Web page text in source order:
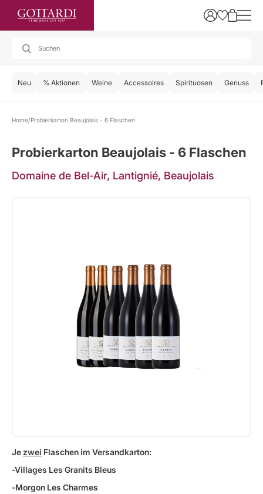
Neu % Aktionen Weine Accessoires Spirituosen Genuss
Home Probierkarton Beaujolais - 6 Flaschen
Probierkarton Beaujolais - 6 Flaschen
Domaine de Bel-Air, Lantignié, Beaujolais
Je zwei Flaschen im Versandkarton:
-Villages Les Granits Bleus
-Morgon Les Charmes